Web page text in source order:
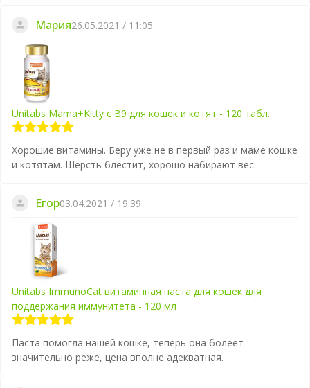
Мария26.05.2021 / 11:05
Unitabs Mama+Kitty c B9 для кошек и котят - 120 табл.
Хорошие витамины. Беру уже не в первый раз и маме кошке
и котятам. Шерсть блестит, хорошо набирают вес.
Егор03.04.2021 / 19:39
Unitabs ImmunoCat витаминная паста для кошек для
поддержания иммунитета - 120 мл
Паста помогла нашей кошке, теперь она болеет
значительно реже, цена вполне адекватная.